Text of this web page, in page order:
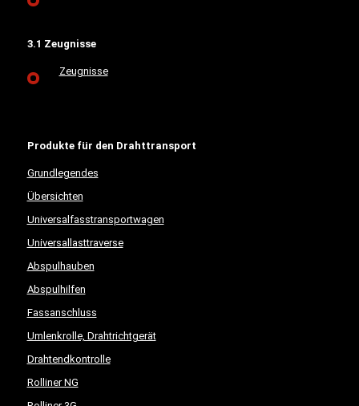
3.1 Zeugnisse
Zeugnisse
Produkte für den Drahttransport
Grundlegendes
Übersichten
Universalfasstransportwagen
Universallasttraverse
Abspulhauben
Abspulhilfen
Fassanschluss
Umlenkrolle, Drahtrichtgerät
Drahtendkontrolle
Rolliner NG